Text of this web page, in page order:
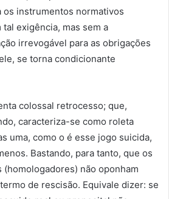
os instrumentos normativos
exigência, mas sem a
irrevogável para as obrigações
se torna condicionante
colossal retrocesso; que,
caracteriza-se como roleta
uma, como o é esse jogo suicida,
Bastando, para tanto, que os
não oponham
de rescisão. Equivale dizer: se